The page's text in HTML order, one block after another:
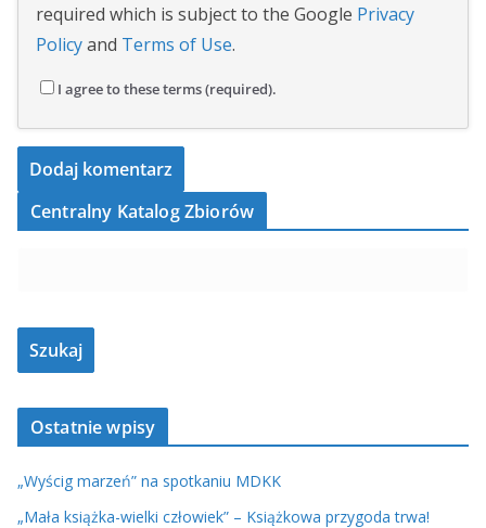
required which is subject to the Google Privacy
Policyand Terms of Use.
I agree to these terms (required).
Centralny Katalog Zbiorów
Ostatnie wpisy
„Wyścig marzeń” na spotkaniu MDKK
„Mała książka-wielki człowiek” – Książkowa przygoda trwa!